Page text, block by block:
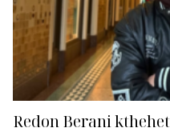
Redon Berani